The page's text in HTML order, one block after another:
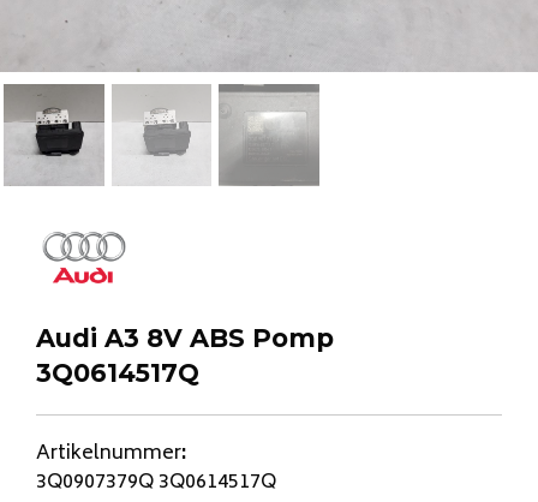
Audi A3 8V ABS Pomp
3Q0614517Q
Artikelnummer:
3Q0907379Q 3Q0614517Q